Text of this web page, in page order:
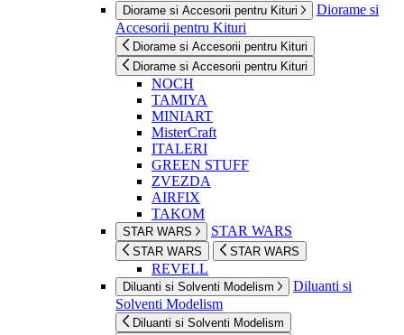
Diorame si Accesorii pentru Kituri
Diorame si
Accesorii pentru Kituri
Diorame si Accesorii pentru Kituri
Diorame si Accesorii pentru Kituri
NOCH
TAMIYA
MINIART
MisterCraft
ITALERI
GREEN STUFF
ZVEZDA
AIRFIX
TAKOM
STAR WARS STAR WARS
STAR WARS STAR WARS
REVELL
Diluanti si Solventi Modelism
Diluanti si
Solventi Modelism
Diluanti si Solventi Modelism